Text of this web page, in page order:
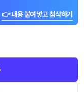
👉 내용 붙여넣고 첨삭하기